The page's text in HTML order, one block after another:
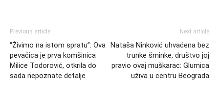
Previous article
“Živimo na istom spratu”: Ova
pevačica je prva komšinica
Milice Todorović, otkrila do
sada nepoznate detalje
Next article
Nataša Ninković uhvaćena bez
trunke šminke, društvo joj
pravio ovaj muškarac: Glumica
uživa u centru Beograda